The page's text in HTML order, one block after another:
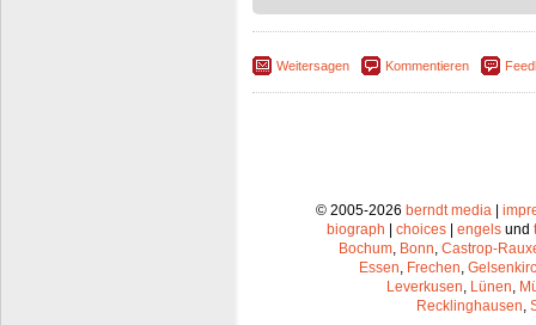
Weitersagen Kommentieren
© 2005-2026 berndt media |
biograph | choices | engels und
Bochum Bonn Castrop-
Essen Frechen
Leverkusen Lünen
Recklinghausen